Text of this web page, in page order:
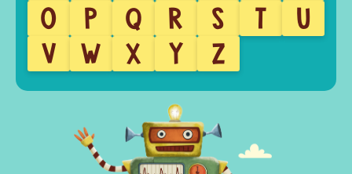
O
P Q R S T
U
V
W X Y Z